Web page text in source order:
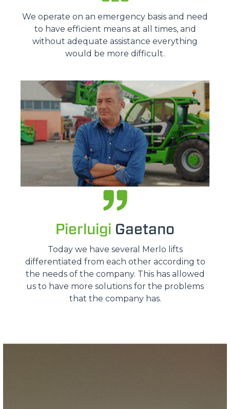
We operate on an emergency basis and need
to have efficient means at all times, and
without adequate assistance everything
would be more difficult.
Pierluigi Gaetano
Today we have several Merlo lifts
differentiated from each other according to
the needs of the company. This has allowed
us to have more solutions for the problems
that the company has.